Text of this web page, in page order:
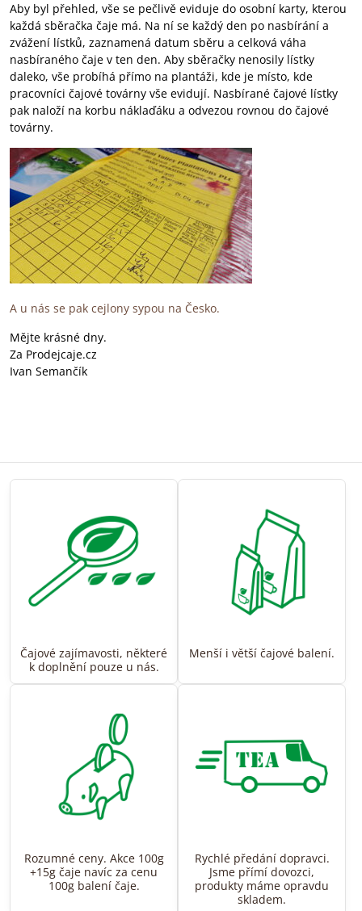
Aby byl přehled, vše se pečlivě eviduje do osobní karty, kterou
každá sběračka čaje má. Na ní se každý den po nasbírání a
zvážení lístků, zaznamená datum sběru a celková váha
nasbíraného čaje v ten den. Aby sběračky nenosily lístky
daleko, vše probíhá přímo na plantáži, kde je místo, kde
pracovníci čajové továrny vše evidují. Nasbírané čajové lístky
pak naloží na korbu náklaďáku a odvezou rovnou do čajové
továrny.
A u nás se pak cejlony sypou na Česko.
Mějte krásné dny.
Za Prodejcaje.cz
Ivan Semančík
Čajové zajímavosti, některé
k doplnění pouze u nás.
Menší i větší čajové balení.
Rozumné ceny. Akce 100g
+15g čaje navíc za cenu
100g balení čaje.
Rychlé předání dopravci.
Jsme přímí dovozci,
produkty máme opravdu
skladem.